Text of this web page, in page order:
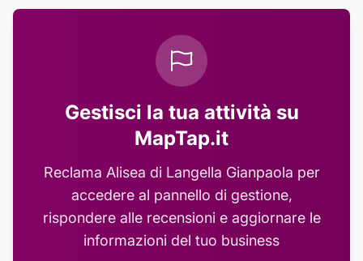
Gestisci la tua attività su
MapTap.it
Reclama Alisea di Langella Gianpaola per
accedere al pannello di gestione,
rispondere alle recensioni e aggiornare le
informazioni del tuo business